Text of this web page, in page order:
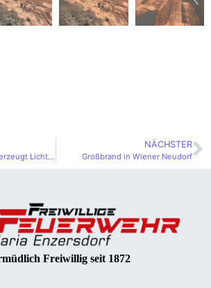
defektes Stromkabel erzeugt Lichtbogen
NÄCHSTER
Großbrand in Wiener Neudorf
Freiwillig seit 1872